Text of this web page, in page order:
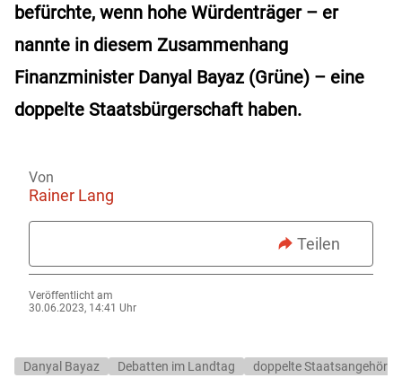
befürchte, wenn hohe Würdenträger – er
nannte in diesem Zusammenhang
Finanzminister Danyal Bayaz (Grüne) – eine
doppelte Staatsbürgerschaft haben.
Von
Rainer Lang
Teilen
Veröffentlicht am
30.06.2023, 14:41 Uhr
Danyal Bayaz Debatten im Landtag doppelte